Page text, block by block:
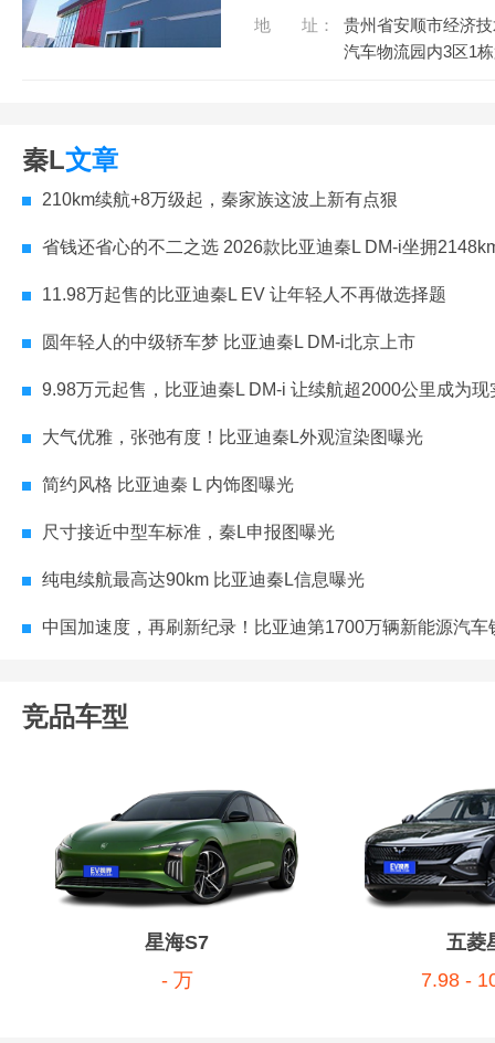
地 址：
贵州省安顺市经济
汽车物流园内3区1
秦L文章
210km续航+8万级起，秦家族这波上新有点狠
省钱还省心的不二之选 2026款比亚迪秦L DM-i坐拥
11.98万起售的比亚迪秦L EV 让年轻人不再做选择题
圆年轻人的中级轿车梦 比亚迪秦L DM-i北京上市
9.98万元起售，比亚迪秦L DM-i 让续航超2000公里成为现
大气优雅，张弛有度！比亚迪秦L外观渲染图曝光
简约风格 比亚迪秦 L 内饰图曝光
尺寸接近中型车标准，秦L申报图曝光
纯电续航最高达90km 比亚迪秦L信息曝光
中国加速度，再刷新纪录！比亚迪第1700万辆新能源汽车锁定海
竞品车型
星海S7
- 万
五菱
7.98 -